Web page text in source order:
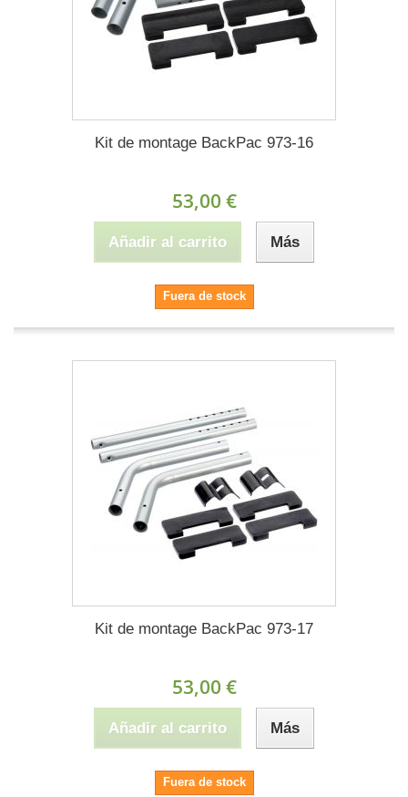
Kit de montage BackPac 973-16
53,00 €
Añadir al carrito Más
Fuera de stock
Kit de montage BackPac 973-17
53,00 €
Añadir al carrito Más
Fuera de stock